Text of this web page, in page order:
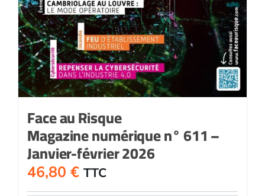
Face au Risque
Magazine numérique n° 611 –
Janvier-février 2026
46,80 € TTC